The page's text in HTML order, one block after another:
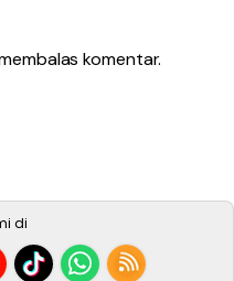
komentar.
di